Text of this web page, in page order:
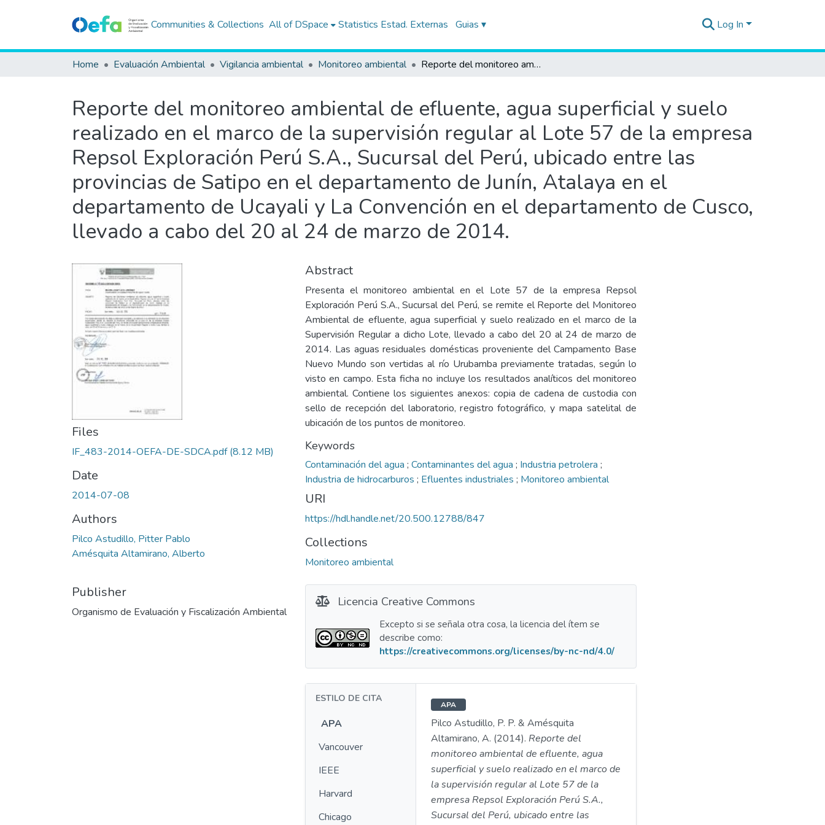
Communities & Collections All of DSpace Statistics Estad. Externas Guias ▾ Log In
Home Evaluación Ambiental Vigilancia ambiental Monitoreo ambiental Reporte del monitoreo ambiental de efluente, agua superficial y suelo realizado en el marco de la supervisión regular al Lote 57 de la empresa Repsol Exploración Perú S.A., Sucursal del Perú, ubicado entre las provincias de Satipo en el departamento de Junín, Atalaya en el departamento de Ucayali y La Convención en el departamento de Cusco, llevado a cabo del 20 al 24 de marzo de 2014.
Reporte del monitoreo ambiental de efluente, agua superficial y suelo
realizado en el marco de la supervisión regular al Lote 57 de la empresa
Repsol Exploración Perú S.A., Sucursal del Perú, ubicado entre las
provincias de Satipo en el departamento de Junín, Atalaya en el
departamento de Ucayali y La Convención en el departamento de Cusco,
llevado a cabo del 20 al 24 de marzo de 2014.
Files
IF_483-2014-OEFA-DE-SDCA.pdf(8.12 MB)
Date
2014-07-08
Authors
Pilco Astudillo, Pitter Pablo
Amésquita Altamirano, Alberto
Publisher
Organismo de Evaluación y Fiscalización Ambiental
Abstract
Presenta el monitoreo ambiental en el Lote 57 de la empresa Repsol
Exploración Perú S.A., Sucursal del Perú, se remite el Reporte del Monitoreo
Ambiental de efluente, agua superficial y suelo realizado en el marco de la
Supervisión Regular a dicho Lote, llevado a cabo del 20 al 24 de marzo de
2014. Las aguas residuales domésticas proveniente del Campamento Base
Nuevo Mundo son vertidas al río Urubamba previamente tratadas, según lo
visto en campo. Esta ficha no incluye los resultados analíticos del monitoreo
ambiental. Contiene los siguientes anexos: copia de cadena de custodia con
sello de recepción del laboratorio, registro fotográfico, y mapa satelital de
ubicación de los puntos de monitoreo.
Keywords
Contaminación del agua ; Contaminantes del agua ; Industria petrolera ;
Industria de hidrocarburos ; Efluentes industriales ; Monitoreo ambiental
URI
https://hdl.handle.net/20.500.12788/847
Collections
Monitoreo ambiental
Licencia Creative Commons
Excepto si se señala otra cosa, la licencia del ítem se
describe como:
https://creativecommons.org/licenses/by-nc-nd/4.0/
ESTILO DE CITA
APA
Vancouver
IEEE
Harvard
Chicago
APA
Pilco Astudillo, P. P. & Amésquita
Altamirano, A. (2014). Reporte del
monitoreo ambiental de efluente, agua
superficial y suelo realizado en el marco de
la supervisión regular al Lote 57 de la
empresa Repsol Exploración Perú S.A.,
Sucursal del Perú, ubicado entre las